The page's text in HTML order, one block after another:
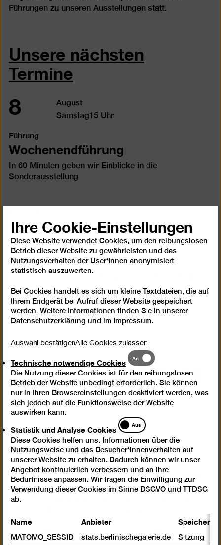
Führungen zu unseren Ausstellungen statt.
Unsere nächsten
Termine
8
August
Samstag15 Uhr
Führung
Wochenendführung
In 60 Minuten geben wir Einblicke in die
Sonderausstellung
Führung
Guided Tour in English: Marc
Brandenburg
exhibitions
Kalender
Buchbare Führungen für
Gruppen
Zu unserer Dauerausstellung
„Kunst in Berlin 1880 – 1980“und zu den
Sonderausstellungenkönnen Sie Führungen für
Gruppen buchen. Ob Sie einen Firmenausflug planen,
mit der Familie und Freund*innen das Museum
besuchen oder Berlin als Reisegruppe erleben wollen,
Erfahren Sie nicht nur interessante Details und
Ihre Cookie-Einstellungen
Diese Website verwendet Cookies, um den reibungslosen
Betrieb dieser Website zu gewährleisten und das
Nutzungsverhalten der User*innen anonymisiert
statistisch auszuwerten.
Bei Cookies handelt es sich um kleine Textdateien, die auf
Ihrem Endgerät bei Aufruf dieser Website gespeichert
werden. Weitere Informationen finden Sie in unserer
Datenschutzerklärung und im Impressum.
Auswahl bestätigenAlle Cookies zulassen
Technische notwendige Cookies
Technische
notwendige
Cookies
An
Die Nutzung dieser Cookies ist für den reibungslosen
Betrieb der Website unbedingt erforderlich. Sie können
nur in Ihren Browsereinstellungen deaktiviert werden, was
sich jedoch auf die Funktionsweise der Website
auswirken kann.
Statistik und Analyse Cookies
Statistik
und
Analyse
Cookies
Aus
Diese Cookies helfen uns, Informationen über die
Nutzungsweise und das Besucher*innenverhalten auf
unserer Website zu erhalten. Dadurch können wir unser
Angebot kontinuierlich verbessern und an Ihre
Bedürfnisse anpassen. Wir fragen die Einwilligung zur
Verwendung dieser Cookies im Sinne DSGVO und TTDSG
ab.
Name Anbieter
MATOMO_SESSID stats.berlinischegalerie.de Sitzung